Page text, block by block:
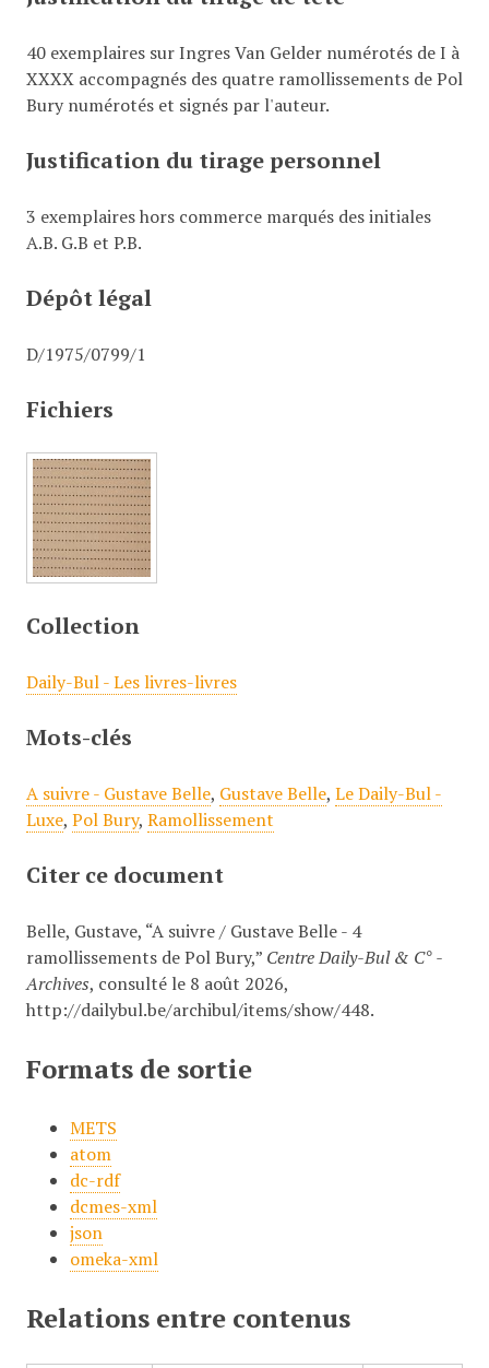
40 exemplaires sur Ingres Van Gelder numérotés de I à
XXXX accompagnés des quatre ramollissements de Pol
Bury numérotés et signés par l'auteur.
Justification du tirage personnel
3 exemplaires hors commerce marqués des initiales
A.B. G.B et P.B.
Dépôt légal
D/1975/0799/1
Fichiers
Collection
Daily-Bul - Les livres-livres
Mots-clés
A suivre - Gustave Belle, Gustave Belle, Le Daily-Bul -
Luxe, Pol Bury, Ramollissement
Citer ce document
Belle, Gustave, “A suivre / Gustave Belle - 4
ramollissements de Pol Bury,” Centre Daily-Bul & C° -
Archives, consulté le 8 août 2026,
http://dailybul.be/archibul/items/show/448.
Formats de sortie
METS
atom
dc-rdf
dcmes-xml
json
omeka-xml
Relations entre contenus